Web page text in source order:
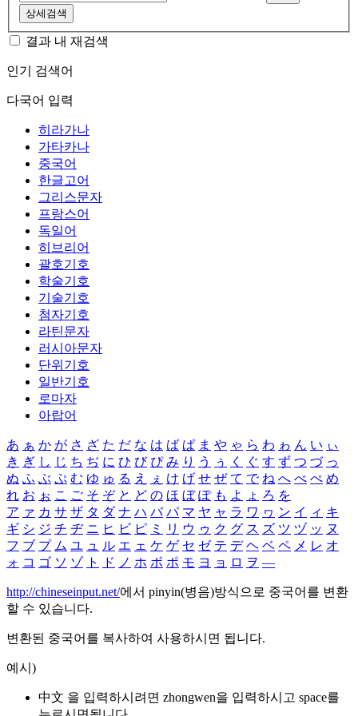
상세검색
결과 내 재검색
인기 검색어
다국어 입력
히라가나
가타카나
중국어
한글고어
그리스문자
프랑스어
독일어
히브리어
괄호기호
학술기호
기술기호
첨자기호
라틴문자
러시아문자
단위기호
일반기호
로마자
아랍어
あ ぁ か が さ ざ た だ な は ば ぱ ま や ゃ ら わ ゎ ん い ぃ
き ぎ し じ ち ぢ に ひ び ぴ み り う ぅ く ぐ す ず つ づ っ
ぬ ふ ぶ ぷ む ゆ ゅ る え ぇ け げ せ ぜ て で ね へ べ ぺ め
れ お ぉ こ ご そ ぞ と ど の ほ ぼ ぽ も よ ょ ろ を
ア ァ カ サ ザ タ ダ ナ ハ バ パ マ ヤ ャ ラ ワ ヮ ン イ ィ キ
ギ シ ジ チ ヂ ニ ヒ ビ ピ ミ リ ウ ゥ ク グ ス ズ ツ ヅ ッ ヌ
フ ブ プ ム ユ ュ ル エ ェ ケ ゲ セ ゼ テ デ ヘ ベ ペ メ レ オ
ォ コ ゴ ソ ゾ ト ド ノ ホ ボ ポ モ ヨ ョ ロ ヲ ―
http://chineseinput.net/에서 pinyin(병음)방식으로 중국어를 변환
할 수 있습니다.
변환된 중국어를 복사하여 사용하시면 됩니다.
예시)
中文 을 입력하시려면 zhongwen을 입력하시고 space를